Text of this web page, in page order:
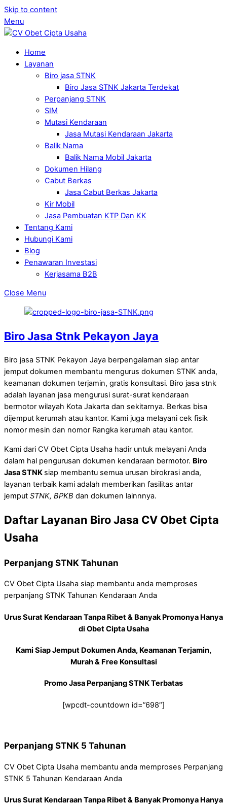
Skip to content
Menu
Home
Layanan
Biro jasa STNK
Biro Jasa STNK Jakarta Terdekat
Perpanjang STNK
SIM
Mutasi Kendaraan
Jasa Mutasi Kendaraan Jakarta
Balik Nama
Balik Nama Mobil Jakarta
Dokumen Hilang
Cabut Berkas
Jasa Cabut Berkas Jakarta
Kir Mobil
Jasa Pembuatan KTP Dan KK
Tentang Kami
Hubungi Kami
Blog
Penawaran Investasi
Kerjasama B2B
Close Menu
Biro Jasa Stnk Pekayon Jaya
Biro jasa STNK Pekayon Jaya berpengalaman siap antar
jemput dokumen membantu mengurus dokumen STNK anda,
keamanan dokumen terjamin, gratis konsultasi. Biro jasa stnk
adalah layanan jasa mengurusi surat-surat kendaraan
bermotor wilayah Kota Jakarta dan sekitarnya. Berkas bisa
dijemput kerumah atau kantor. Kami juga melayani cek fisik
nomor mesin dan nomor Rangka kerumah atau kantor.
Kami dari CV Obet Cipta Usaha hadir untuk melayani Anda
dalam hal pengurusan dokumen kendaraan bermotor. Biro
Jasa STNK siap membantu semua urusan birokrasi anda,
layanan terbaik kami adalah memberikan fasilitas antar
jemput STNK, BPKB dan dokumen lainnnya.
Daftar Layanan Biro Jasa CV Obet Cipta
Usaha
Perpanjang STNK Tahunan
CV Obet Cipta Usaha siap membantu anda memproses
perpanjang STNK Tahunan Kendaraan Anda
Urus Surat Kendaraan Tanpa Ribet & Banyak Promonya Hanya
di Obet Cipta Usaha
Kami Siap Jemput Dokumen Anda, Keamanan Terjamin,
Murah & Free Konsultasi
Promo Jasa Perpanjang STNK Terbatas
[wpcdt-countdown id=”698″]
Perpanjang STNK 5 Tahunan
CV Obet Cipta Usaha membantu anda memproses Perpanjang
STNK 5 Tahunan Kendaraan Anda
Urus Surat Kendaraan Tanpa Ribet & Banyak Promonya Hanya